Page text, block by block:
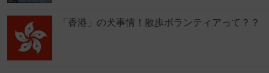
「香港」の犬事情！散歩ボランティアって？？